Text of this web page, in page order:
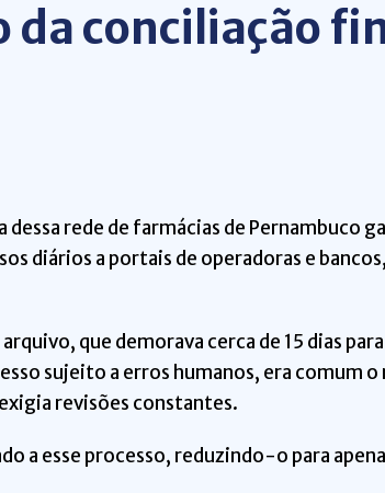
conciliação
rede de farmácias de Pernambuco
diários a portais de operadoras e
que demorava cerca de 15 dias
sujeito a erros humanos, era comum
revisões constantes.
a esse processo, reduzindo-o para